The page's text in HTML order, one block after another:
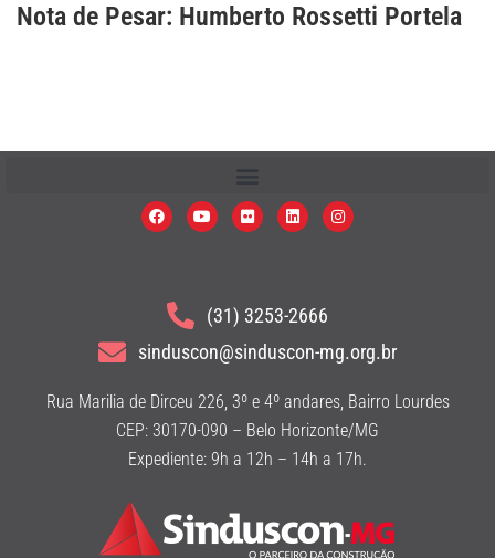
Nota de Pesar: Humberto Rossetti Portela
(31) 3253-2666
sinduscon@sinduscon-mg.org.br
Rua Marilia de Dirceu 226, 3º e 4º andares, Bairro Lourdes
CEP: 30170-090 – Belo Horizonte/MG
Expediente: 9h a 12h – 14h a 17h.